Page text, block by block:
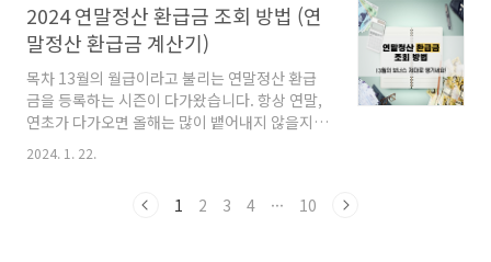
매우..
와 AS 방법을 공유하고자 합니다. 메디큐브 에
이지알 부스터 프로메디큐브 에이지알 부스터 프
로는 최신 기술이 적용된 스킨케어 기기로, LED
광선과 진동 기능을 통해 피부 깊숙이 영양을 전
달합니다. 특히, 이 제품은 사용이 간편하고 효과
가 빠르다는 점에서 많은 소비자들에게 인기를
끌고 있습니다. 피부관리에 대한 관심이 높아짐
2024 연말정산 환급금 조회 방법 (연
말정산 환급금 계산기)
목차 13월의 월급이라고 불리는 연말정산 환급
금을 등록하는 시즌이 다가왔습니다. 항상 연말,
연초가 다가오면 올해는 많이 뱉어내지 않을지
혹은 많이 환급받을 수 있지는 않을지 고민이 됩
니다. 하지만 걱정하지 마세요! 지금부터 함께 연
있는 2024 연말정산 환급금 조회 방법 및 추가납
2024. 1. 22.
1 2 3 4 ··· 10